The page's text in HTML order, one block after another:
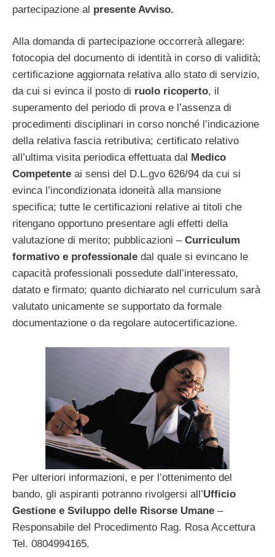
partecipazione al presente Avviso.
Alla domanda di partecipazione occorrerà allegare:
fotocopia del documento di identità in corso di validità;
certificazione aggiornata relativa allo stato di servizio,
da cui si evinca il posto di ruolo ricoperto, il
superamento del periodo di prova e l’assenza di
procedimenti disciplinari in corso nonché l’indicazione
della relativa fascia retributiva; certificato relativo
all’ultima visita periodica effettuata dal Medico
Competente ai sensi del D.L.gvo 626/94 da cui si
evinca l’incondizionata idoneità alla mansione
specifica; tutte le certificazioni relative ai titoli che
ritengano opportuno presentare agli effetti della
valutazione di merito; pubblicazioni – Curriculum
formativo e professionale dal quale si evincano le
capacità professionali possedute dall’interessato,
datato e firmato; quanto dichiarato nel curriculum sarà
valutato unicamente se supportato da formale
documentazione o da regolare autocertificazione.
Per ulteriori informazioni, e per l’ottenimento del
bando, gli aspiranti potranno rivolgersi all’Ufficio
Gestione e Sviluppo delle Risorse Umane –
Responsabile del Procedimento Rag. Rosa Accettura
Tel. 0804994165.